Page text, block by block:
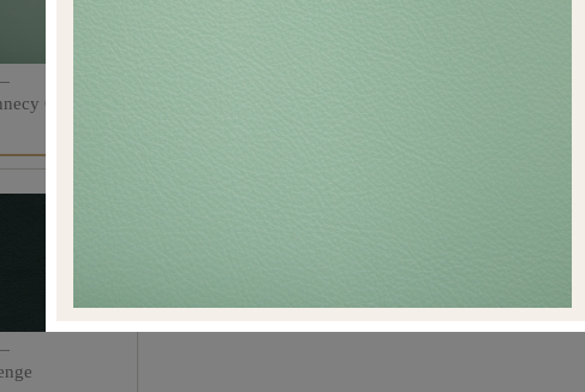
Gum Tree